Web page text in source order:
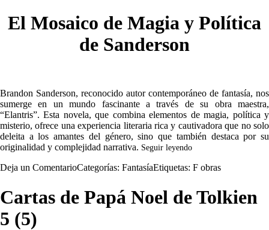
El Mosaico de Magia y Política
de Sanderson
Brandon Sanderson, reconocido autor contemporáneo de fantasía, nos
sumerge en un mundo fascinante a través de su obra maestra,
“Elantris”. Esta novela, que combina elementos de magia, política y
misterio, ofrece una experiencia literaria rica y cautivadora que no solo
deleita a los amantes del género, sino que también destaca por su
originalidad y complejidad narrativa. Seguir leyendo
Deja un ComentarioCategorías: FantasíaEtiquetas: F obras
Cartas de Papá Noel de Tolkien
5 (5)